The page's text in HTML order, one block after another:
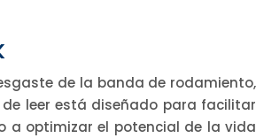
de la banda de rodamiento,
leer está diseñado para facilitar
a optimizar el potencial de la vida